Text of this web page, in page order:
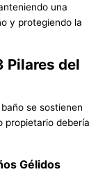
una
y protegiendo la
Pilares del
se sostienen
propietario debería
Gélidos